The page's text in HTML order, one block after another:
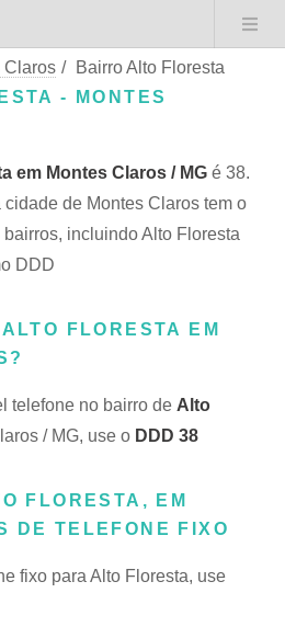
Claros /
Bairro Alto Floresta
- MONTES
em Montes Claros / MG é 38.
cidade de Montes Claros tem o
bairros, incluindo Alto Floresta
DDD
FLORESTA EM
telefone no bairro de Alto
/ MG, use o DDD 38
FLORESTA, EM
DE TELEFONE FIXO
fixo para Alto Floresta, use